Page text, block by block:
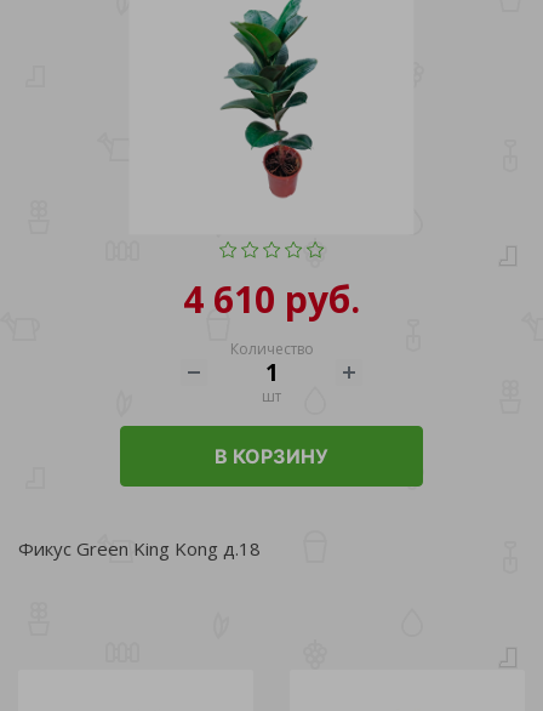
4 610 руб.
Количество
шт
В КОРЗИНУ
Фикус Green King Kong д.18